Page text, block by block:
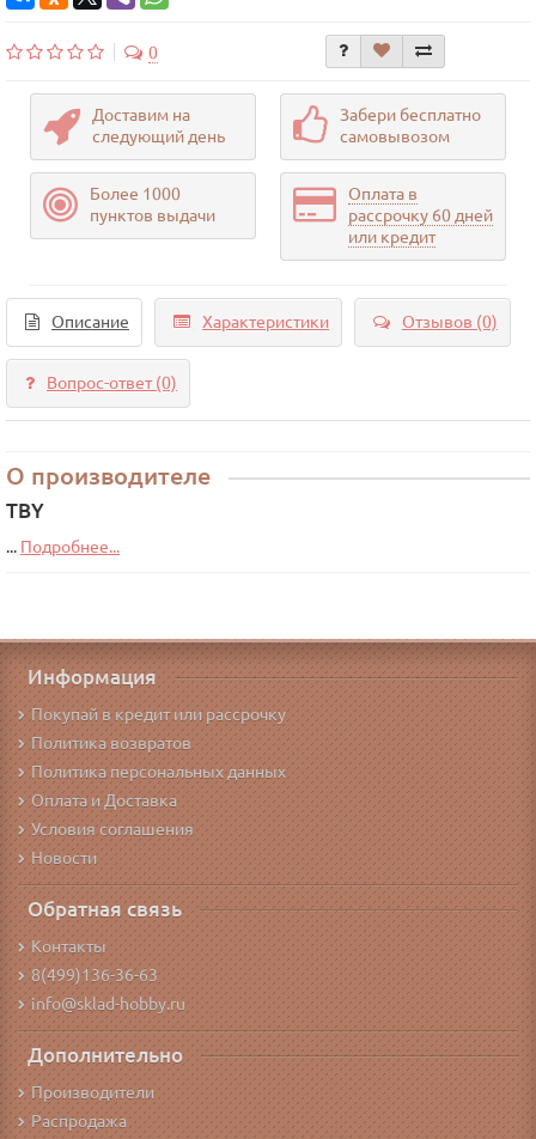
0
Доставим на
следующий день
Забери бесплатно
самовывозом
Более 1000
пунктов выдачи
Оплата в
рассрочку 60 дней
или кредит
Описание Характеристики Отзывов (0)
Вопрос-ответ(0)
О производителе
TBY
... Подробнее...
Информация
Покупай в кредит или рассрочку
Политика возвратов
Политика персональных данных
Оплата и Доставка
Условия соглашения
Новости
Обратная связь
Контакты
8(499)136-36-63
info@sklad-hobby.ru
Дополнительно
Производители
Распродажа